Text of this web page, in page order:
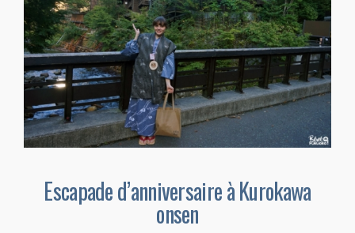
Escapade d’anniversaire à Kurokawa
onsen